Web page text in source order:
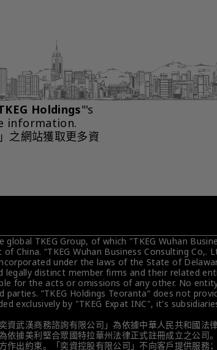
Holdings"'s
information.
」之網站獲取更多資
TKEG Group, of which "TKEG Wuhan
China. “TKEG Wuhan Business Consulting Co,.
under the laws of the State of
distinct member firms and their related
for the acts or omissions of any other. No
”TKEG Holdings Teoranta“ does not
exclusively by "TKEG Expat INC", it's
資武漢商務諮詢有限公司」為依據中華人民共和國
依據美利堅合眾國特拉華州法律正式註冊成立之公司
出約束。「奕資控股有限公司」不向客戶提供服務